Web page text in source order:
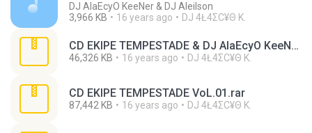
DJ AlaEcyO KeeNer & DJ Aleilson
3,966 KB
16 years ago DJ 4Ł4ΣС¥Θ K.
CD EKIPE TEMPESTADE & DJ AlaEcyO KeeNer.rar
46,326 KB 16 years ago DJ 4Ł4ΣС¥Θ K.
CD EKIPE TEMPESTADE VoL.01.rar
87,442 KB 16 years ago DJ 4Ł4ΣС¥Θ K.